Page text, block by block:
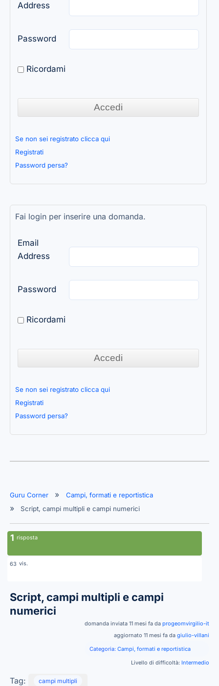
Address
Password
Ricordami
Se non sei registrato clicca qui
Registrati
Password persa?
Fai login per inserire una domanda.
Email
Address
Password
Ricordami
Se non sei registrato clicca qui
Registrati
Password persa?
Guru Corner
Campi, formati e reportistica
Script, campi multipli e campi numerici
1 risposta
63 vis.
Script, campi multipli e campi
numerici
domanda inviata 11 mesi fa da progeomvirgilio-it
aggiornato 11 mesi fa da giulio-villani
Categoria: Campi, formati e reportistica
Livello di difficoltà: Intermedio
Tag: campi multipli